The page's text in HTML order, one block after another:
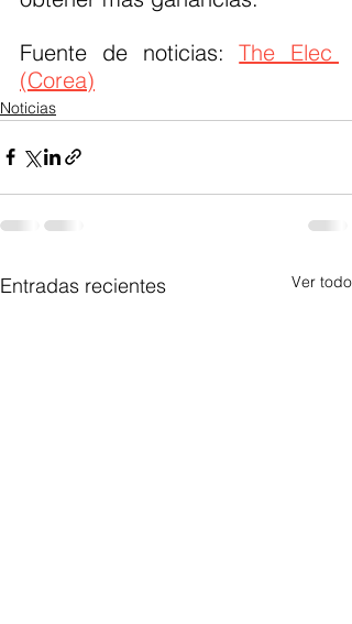
Fuente de noticias: The Elec
(Corea)
Noticias
Entradas recientes Ver todo